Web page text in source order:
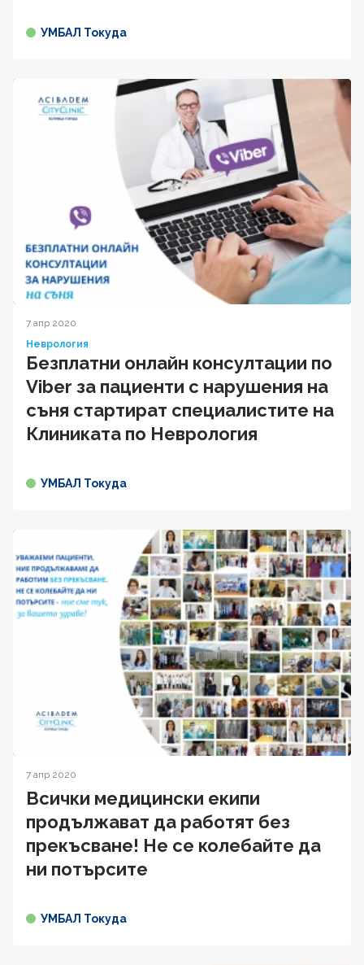
УМБАЛ Токуда
7 апр 2020
Неврология
Безплатни онлайн консултации по
Viber за пациенти с нарушения на
съня стартират специалистите на
Клиниката по Неврология
УМБАЛ Токуда
7 апр 2020
Всички медицински екипи
продължават да работят без
прекъсване! Не се колебайте да
ни потърсите
УМБАЛ Токуда